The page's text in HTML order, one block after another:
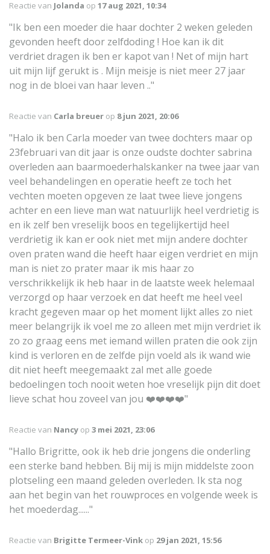
Reactie van Jolanda op 17 aug 2021, 10:34
"Ik ben een moeder die haar dochter 2 weken geleden
gevonden heeft door zelfdoding ! Hoe kan ik dit
verdriet dragen ik ben er kapot van ! Net of mijn hart
uit mijn lijf gerukt is . Mijn meisje is niet meer 27 jaar
nog in de bloei van haar leven .."
Reactie van Carla breuer op 8 jun 2021, 20:06
"Halo ik ben Carla moeder van twee dochters maar op
23februari van dit jaar is onze oudste dochter sabrina
overleden aan baarmoederhalskanker na twee jaar van
veel behandelingen en operatie heeft ze toch het
vechten moeten opgeven ze laat twee lieve jongens
achter en een lieve man wat natuurlijk heel verdrietig is
en ik zelf ben vreselijk boos en tegelijkertijd heel
verdrietig ik kan er ook niet met mijn andere dochter
oven praten wand die heeft haar eigen verdriet en mijn
man is niet zo prater maar ik mis haar zo
verschrikkelijk ik heb haar in de laatste week helemaal
verzorgd op haar verzoek en dat heeft me heel veel
kracht gegeven maar op het moment lijkt alles zo niet
meer belangrijk ik voel me zo alleen met mijn verdriet ik
zo zo graag eens met iemand willen praten die ook zijn
kind is verloren en de zelfde pijn voeld als ik wand wie
dit niet heeft meegemaakt zal met alle goede
bedoelingen toch nooit weten hoe vreselijk pijn dit doet
lieve schat hou zoveel van jou ❤️❤️❤️❤️"
Reactie van Nancy op 3 mei 2021, 23:06
"Hallo Brigritte, ook ik heb drie jongens die onderling
een sterke band hebben. Bij mij is mijn middelste zoon
plotseling een maand geleden overleden. Ik sta nog
aan het begin van het rouwproces en volgende week is
het moederdag......"
Reactie van Brigitte Termeer-Vink op 29 jan 2021, 15:56